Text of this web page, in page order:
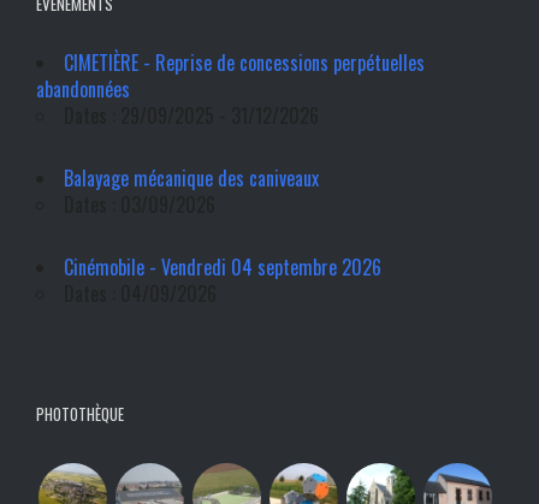
CIMETIÈRE - Reprise de concessions perpétuelles
abandonnées
Balayage mécanique des caniveaux
Cinémobile - Vendredi 04 septembre 2026
PHOTOTHÈQUE